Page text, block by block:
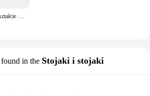
Wycinarka do warzyw w kształcie gwiazdy plastikowa rączka 3 szt. Przenośna narzędzia do gotowania ze stali nierdzewnej do wycinania owoców gadżety kuchenne
in the Stojaki i stojaki